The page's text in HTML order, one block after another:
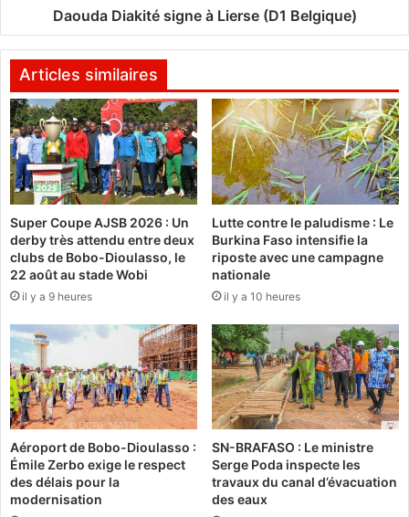
B
t
o
u
:
b
i
e
n
t
ô
t
a
f
i
n
d
u
c
a
l
i
t
s
i
g
n
e
à
L
i
e
r
s
e
D
1
B
e
l
i
q
e
Daouda Diakité signe à Lierse (D1 Belgique)
Articles similaires
Super Coupe AJSB 2026 : Un
derby très attendu entre deux
clubs de Bobo-Dioulasso, le
22 août au stade Wobi
il y a 9 heures
Lutte contre le paludisme : Le
Burkina Faso intensifie la
riposte avec une campagne
nationale
il y a 10 heures
Aéroport de Bobo-Dioulasso :
Émile Zerbo exige le respect
des délais pour la
modernisation
SN-BRAFASO : Le ministre
Serge Poda inspecte les
travaux du canal d’évacuation
des eaux